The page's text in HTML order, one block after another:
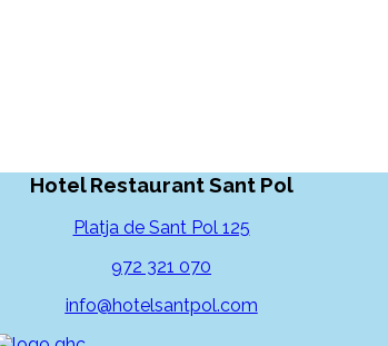
Hotel Restaurant Sant Pol
Platja de Sant Pol 125
972 321 070
info@hotelsantpol.com